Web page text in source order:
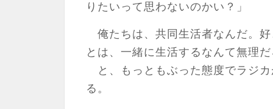
りたいって思わないのかい？」
俺たちは、共同生活者なんだ。
とは、一緒に生活するなんて無理
と、もっともぶった態度でラジ
る。